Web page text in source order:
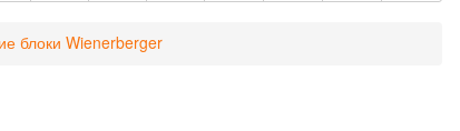
блоки Wienerberger